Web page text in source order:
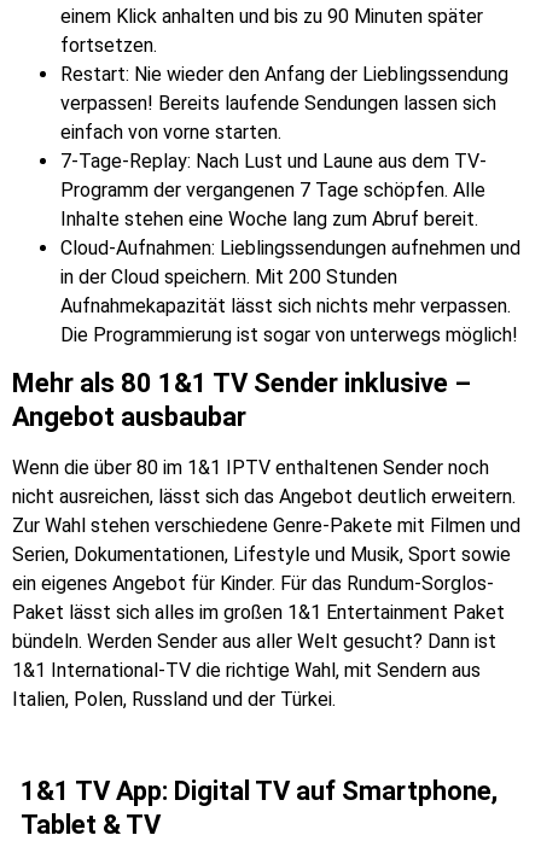
einem Klick anhalten und bis zu 90 Minuten später
fortsetzen.
Restart: Nie wieder den Anfang der Lieblingssendung
verpassen! Bereits laufende Sendungen lassen sich
einfach von vorne starten.
7-Tage-Replay: Nach Lust und Laune aus dem TV-
Programm der vergangenen 7 Tage schöpfen. Alle
Inhalte stehen eine Woche lang zum Abruf bereit.
Cloud-Aufnahmen: Lieblingssendungen aufnehmen und
in der Cloud speichern. Mit 200 Stunden
Aufnahmekapazität lässt sich nichts mehr verpassen.
Die Programmierung ist sogar von unterwegs möglich!
Mehr als 80 1&1 TV Sender inklusive –
Angebot ausbaubar
Wenn die über 80 im 1&1 IPTV enthaltenen Sender noch
nicht ausreichen, lässt sich das Angebot deutlich erweitern.
Zur Wahl stehen verschiedene Genre-Pakete mit Filmen und
Serien, Dokumentationen, Lifestyle und Musik, Sport sowie
ein eigenes Angebot für Kinder. Für das Rundum-Sorglos-
Paket lässt sich alles im großen 1&1 Entertainment Paket
bündeln. Werden Sender aus aller Welt gesucht? Dann ist
1&1 International-TV die richtige Wahl, mit Sendern aus
Italien, Polen, Russland und der Türkei.
1&1 TV App: Digital TV auf Smartphone,
Tablet & TV